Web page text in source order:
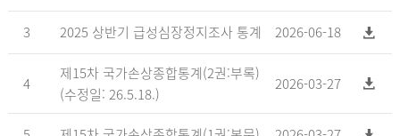
3 2025 상반기 급성심장정지조사 통계 2026-06-18
4
제15차 국가손상종합통계(2권:부록)
(수정일: 26.5.18.)
2026-03-27